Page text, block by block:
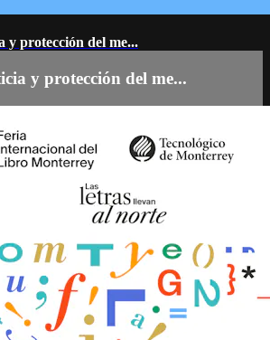
y protección del me...
y protección del me...